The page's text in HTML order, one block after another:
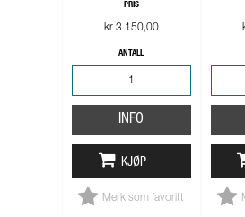
PRIS
kr 3 150,00
ANTALL
INFO
KJØP
Merk som favoritt